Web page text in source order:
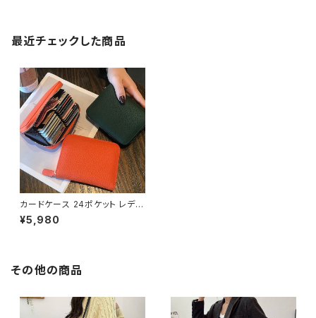
最近チェックした商品
カードケース 24ポケット レディ
ース 春夏 秋冬 春 夏 秋 冬 黒
メンズ カード収納 大容量 24枚
トカード 保険証 名刺 ポイント
カード カード入れ 札入れ カジ
096
¥5,980
その他の商品